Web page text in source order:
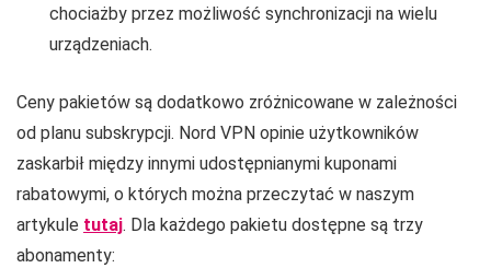
chociażby przez możliwość synchronizacji na wielu
urządzeniach.
Ceny pakietów są dodatkowo zróżnicowane w zależności
od planu subskrypcji. Nord VPN opinie użytkowników
zaskarbił między innymi udostępnianymi kuponami
rabatowymi, o których można przeczytać w naszym
artykule tutaj. Dla każdego pakietu dostępne są trzy
abonamenty: